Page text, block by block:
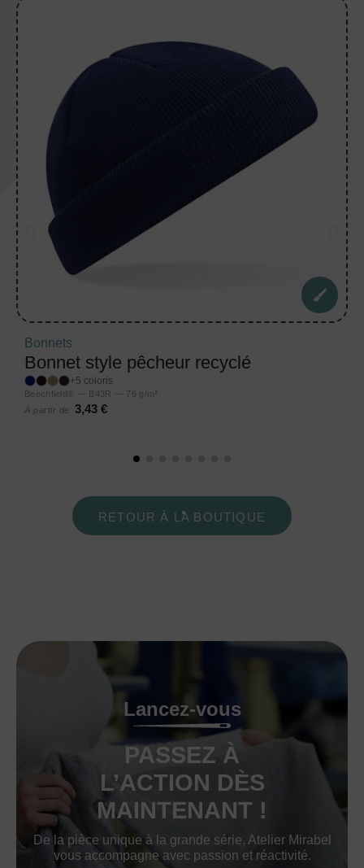
Bonnets
Bonnet style pêcheur recyclé
+5 coloris
Beechfield® — B43R — 76 g/m²
À partir de
3,43 €
RETOUR À LA BOUTIQUE
Lancez-vous
PASSEZ À
L’ACTION DÈS
MAINTENANT !
De la pièce unique à la grande série, Atelier Mirabel
vous accompagne avec passion et réactivité.